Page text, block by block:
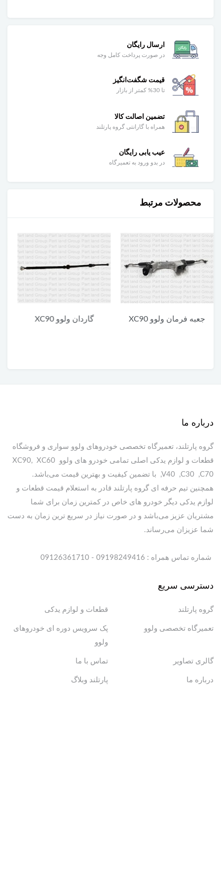
ارسال رایگان
در صورت پرداخت کامل وجه
قیمت شگفت‌انگیز
تا 30% کمتر از بازار
تضمین اصالت کالا
همراه با گارانتی گروه پارتلند
عیب یابی رایگان
در بدو ورود به تعمیرگاه
محصولات مرتبط
گاردان ولوو XC90
یونیت پایین چراغ جلو ولوو
درباره ما
گروه پارتلند، تعمیرگاه تخصصی خودروهای ولوو سواری و فروشگاه
قطعات و لوازم یدکی اصلی تمامی خودرو های ولوو XC90, XC60
,V40 ,C30 ,C70 با تضمین کیفیت و بهترین قیمت می‌باشد.
همچنین تیم حرفه ای گروه پارتلند قادر به استعلام قیمت قطعات و
لوازم یدکی دیگر خودرو های خاص در کمترین زمان برای شما
مشتریان عزیز می‌باشد و در صورت نیاز در سریع ترین زمان به دست
شما عزیزان می‌رساند.
شماره تماس همراه : 09198249416 - 09126361710
دسترسی سریع
گروه پارتلند قطعات و لوازم یدکی
تعمیرگاه تخصصی ولوو
پک سرویس دوره ای خودروهای
ولوو
گالری تصاویر تماس با ما
درباره ما پارتلند وبلاگ